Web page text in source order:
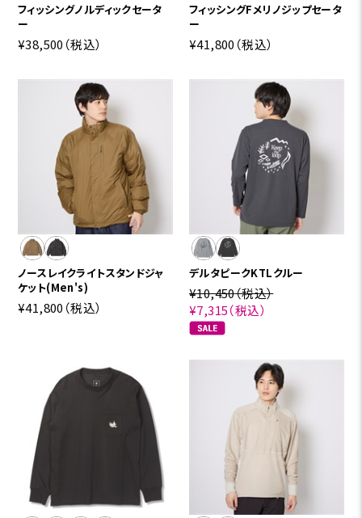
フィッシングノルディックセータ
ー
¥38,500 （税込）
フィッシングFメリノジップセータ
ー
¥41,800 （税込）
ノースレイクライトスタンドジャ
ケット(Men's)
¥41,800 （税込）
デルタピークKTLクルー
¥10,450（税込）
¥7,315（税込）